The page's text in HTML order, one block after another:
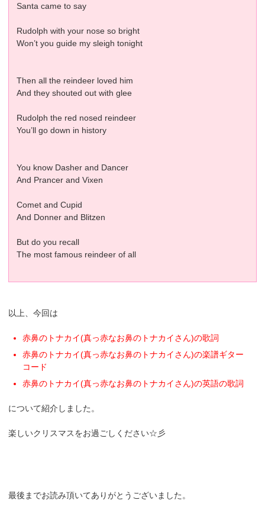
Santa came to say
Rudolph with your nose so bright
Won’t you guide my sleigh tonight
Then all the reindeer loved him
And they shouted out with glee
Rudolph the red nosed reindeer
You’ll go down in history
You know Dasher and Dancer
And Prancer and Vixen
Comet and Cupid
And Donner and Blitzen
But do you recall
The most famous reindeer of all
以上、今回は
赤鼻のトナカイ(真っ赤なお鼻のトナカイさん)の歌詞
赤鼻のトナカイ(真っ赤なお鼻のトナカイさん)の楽譜ギター
コード
赤鼻のトナカイ(真っ赤なお鼻のトナカイさん)の英語の歌詞
について紹介しました。
楽しいクリスマスをお過ごしください☆彡
最後までお読み頂いてありがとうございました。